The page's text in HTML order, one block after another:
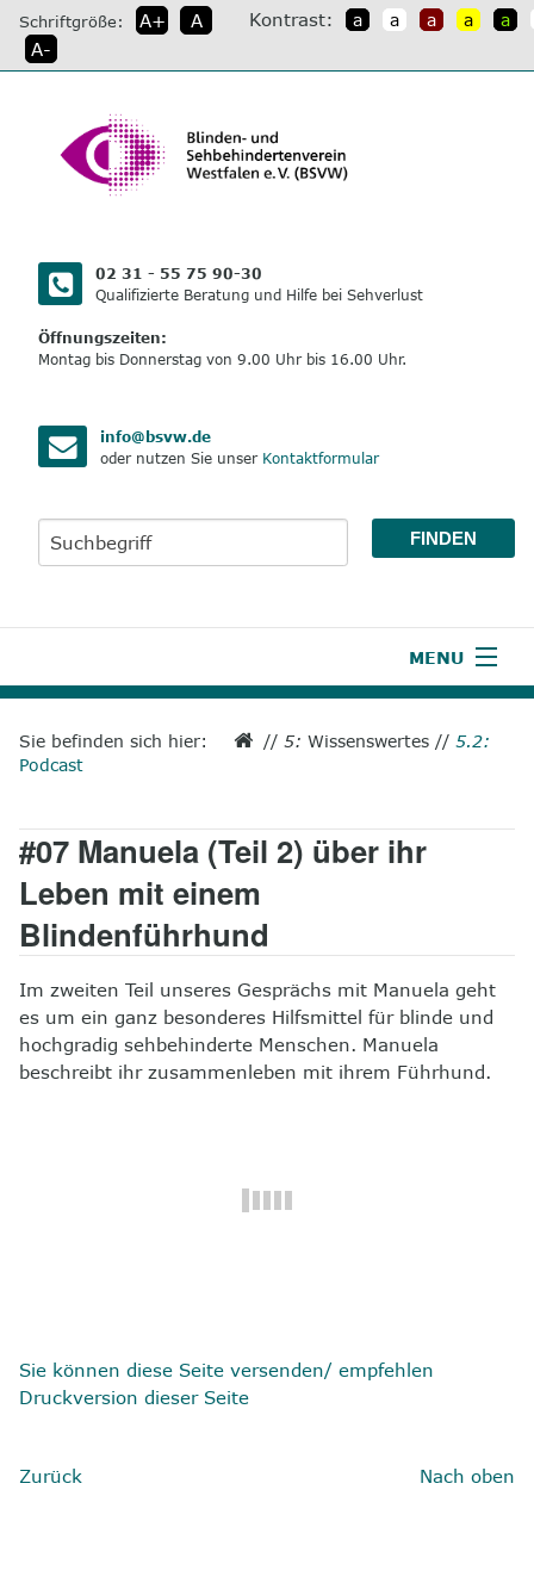
direkt
zum
Inhalt
Schriftgröße: A+
A
A-
Kontrast: a a a a a
02 31 - 55 75 90-30
Qualifizierte Beratung und Hilfe bei Sehverlust
Öffnungszeiten:
Montag bis Donnerstag von 9.00 Uhr bis 16.00 Uhr.
info@bsvw.de
oder nutzen Sie unser Kontaktformular
MENU
2
Aktuelles
3
Wir über uns
Unsere Leistungen
5Wissenswertes
6Unterstützen
7
Presse
Sie befinden sich hier: //5:Wissenswertes //5.2:
Podcast
#07 Manuela (Teil 2) über ihr
Leben mit einem
Blindenführhund
Im zweiten Teil unseres Gesprächs mit Manuela geht
es um ein ganz besonderes Hilfsmittel für blinde und
hochgradig sehbehinderte Menschen. Manuela
beschreibt ihr zusammenleben mit ihrem Führhund.
Sie können diese Seite versenden/ empfehlen
Druckversion dieser Seite
Zurück Nach oben